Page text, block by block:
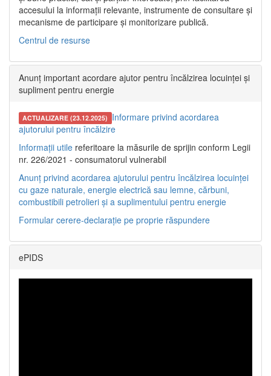
accesului la informații relevante, instrumente de consultare și
mecanisme de participare și monitorizare publică.
Centrul de resurse
Anunț important acordare ajutor pentru încălzirea locuinței și
supliment pentru energie
ACTUALIZARE (23.12.2025) Informare privind acordarea
ajutorului pentru încălzire
Informații utile referitoare la măsurile de sprijin conform Legii
nr. 226/2021 - consumatorul vulnerabil
Anunț privind acordarea ajutorului pentru încălzirea locuinței
cu gaze naturale, energie electrică sau lemne, cărbuni,
combustibili petrolieri și a suplimentului pentru energie
Formular cerere-declarație pe proprie răspundere
ePIDS